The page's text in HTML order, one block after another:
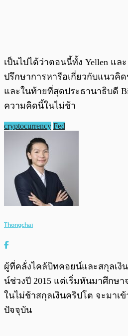
เป็นไปได้ว่าตอนนี้ทั้ง Yellen แล
ปรึกษาการหารือเกี่ยวกับแนวคิ
และในท้ายที่สุดประธานาธิบดี
ความคิดนี้ในไม่ช้า
cryptocurrency Fed
Thongchai
ผู้ที่คลั่งไคล้บิทคอยน์และสกุลเงิ
น์ช่วงปี 2015 แต่เริ่มหันมาศึกษา
ในไม่ช้าสกุลเงินคริปโต จะมาเ
ปัจจุบัน